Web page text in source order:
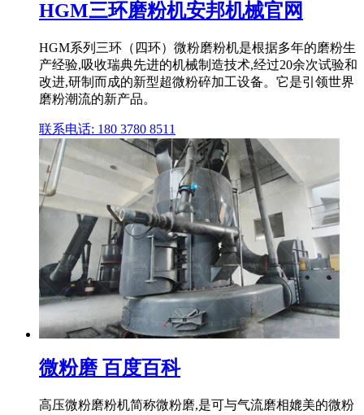
HGM三环磨粉机安邦机械官网
HGM系列三环（四环）微粉磨粉机是根据多年的磨粉生
产经验,吸收瑞典先进的机械制造技术,经过20余次试验和
改进,研制而成的新型超微粉碎加工设备。它是引领世界
磨粉潮流的新产品。
联系电话: 180 3780 8511
微粉磨 百度百科
高压微粉磨粉机简称微粉磨,是可与气流磨相媲美的微粉